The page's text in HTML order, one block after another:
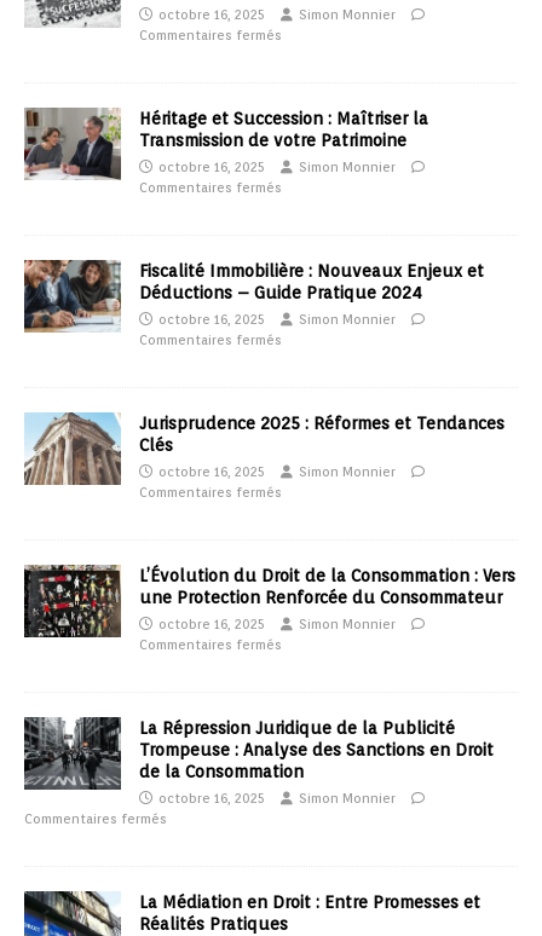
octobre 16, 2025
Simon Monnier
Commentaires fermés
Héritage et Succession : Maîtriser la
Transmission de votre Patrimoine
octobre 16, 2025
Simon Monnier
Commentaires fermés
Fiscalité Immobilière : Nouveaux Enjeux et
Déductions – Guide Pratique 2024
octobre 16, 2025
Simon Monnier
Commentaires fermés
Jurisprudence 2025 : Réformes et Tendances
Clés
octobre 16, 2025
Simon Monnier
Commentaires fermés
L’Évolution du Droit de la Consommation : Vers
une Protection Renforcée du Consommateur
octobre 16, 2025
Simon Monnier
Commentaires fermés
La Répression Juridique de la Publicité
Trompeuse : Analyse des Sanctions en Droit
de la Consommation
octobre 16, 2025
Simon Monnier
Commentaires fermés
La Médiation en Droit : Entre Promesses et
Réalités Pratiques